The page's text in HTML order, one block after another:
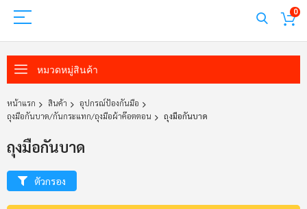
0
หมวดหมู่สินค้า
หน้าแรก สินค้า
อุปกรณ์ป้องกันมือ
ถุงมือกันบาด/กันกระแทก/ถุงมือผ้าค๊อตตอน
ถุงมือกันบาด
ถุงมือกันบาด
ตัวกรอง